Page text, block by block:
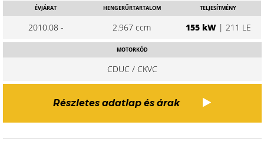
ÉVJÁRAT
2010.08 -
HENGERŰRTARTALOM
2.967 ccm
TELJESÍTMÉNY
155 kW| 211 LE
MOTORKÓD
CDUC / CKVC
Részletes adatlap és árak